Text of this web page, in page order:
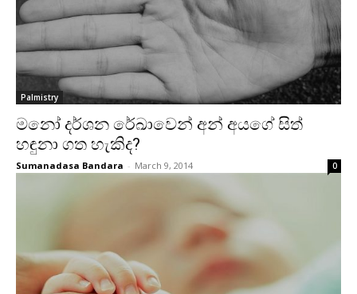
Palmistry
මනෝ දර්ශන රේඛා‌වෙන් අන් අයගේ සිත්
හඳුනා ගත හැකිද?
Sumanadasa Bandara - March 9, 2014 0